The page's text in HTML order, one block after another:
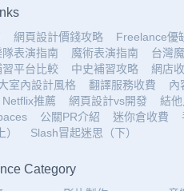
網頁設計價錢攻略
Freelance優
隊表演指南 魔術表演指南
台灣
習平台比較 中史補習攻略
網店
室內設計風格 翻譯服務收費
內
Netflix推薦 網頁設計vs開發
結
公關PR介紹 迷你倉收費
Slash冒起迷思（下）
Category